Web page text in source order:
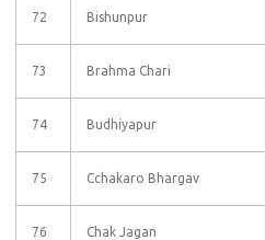
72 Bishunpur
73 Brahma Chari
74 Budhiyapur
75 Cchakaro Bhargav
76 Chak Jagan